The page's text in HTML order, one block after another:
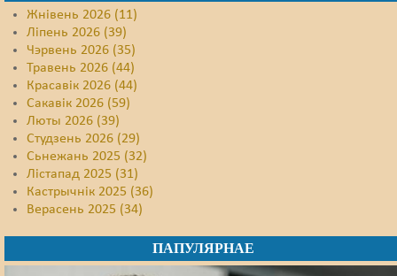
Жнівень 2026 (11)
Ліпень 2026 (39)
Чэрвень 2026 (35)
Травень 2026 (44)
Красавік 2026 (44)
Сакавік 2026 (59)
Люты 2026 (39)
Студзень 2026 (29)
Сьнежань 2025 (32)
Лістапад 2025 (31)
Кастрычнік 2025 (36)
Верасень 2025 (34)
ПАПУЛЯРНАЕ
Правы працоўных
Сацыяльныя правы